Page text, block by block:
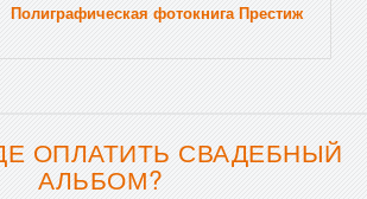
Полиграфическая фотокнига Престиж
ОПЛАТИТЬ СВАДЕБНЫЙ
АЛЬБОМ?